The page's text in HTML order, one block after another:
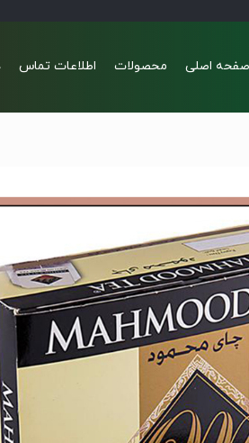
صفحه اصلی محصولات اطلاعات تماس